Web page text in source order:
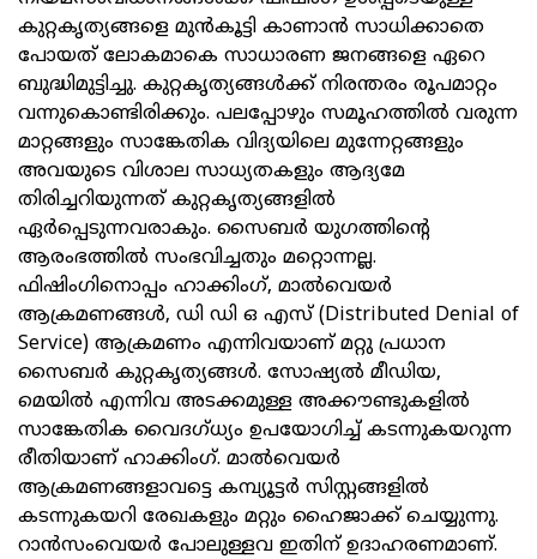
കുറ്റകൃത്യങ്ങളെ മുന്‍കൂട്ടി കാണാന്‍ സാധിക്കാതെ
പോയത് ലോകമാകെ സാധാരണ ജനങ്ങളെ ഏറെ
ബുദ്ധിമുട്ടിച്ചു. കുറ്റകൃത്യങ്ങള്‍ക്ക് നിരന്തരം രൂപമാറ്റം
വന്നുകൊണ്ടിരിക്കും. പലപ്പോഴും സമൂഹത്തില്‍ വരുന്ന
മാറ്റങ്ങളും സാങ്കേതിക വിദ്യയിലെ മുന്നേറ്റങ്ങളും
അവയുടെ വിശാല സാധ്യതകളും ആദ്യമേ
തിരിച്ചറിയുന്നത് കുറ്റകൃത്യങ്ങളില്‍
ഏര്‍പ്പെടുന്നവരാകും. സൈബര്‍ യുഗത്തിന്റെ
ആരംഭത്തില്‍ സംഭവിച്ചതും മറ്റൊന്നല്ല.
ഫിഷിംഗിനൊപ്പം ഹാക്കിംഗ്, മാല്‍വെയര്‍
ആക്രമണങ്ങള്‍, ഡി ഡി ഒ എസ് (Distributed Denial of
Service) ആക്രമണം എന്നിവയാണ് മറ്റു പ്രധാന
സൈബര്‍ കുറ്റകൃത്യങ്ങള്‍. സോഷ്യല്‍ മീഡിയ,
മെയിൽ എന്നിവ അടക്കമുള്ള അക്കൗണ്ടുകളില്‍
സാങ്കേതിക വൈദഗ്ധ്യം ഉപയോഗിച്ച് കടന്നുകയറുന്ന
രീതിയാണ് ഹാക്കിംഗ്. മാല്‍വെയര്‍
ആക്രമണങ്ങളാവട്ടെ കമ്പ്യൂട്ടർ സിസ്റ്റങ്ങളില്‍
കടന്നുകയറി രേഖകളും മറ്റും ഹൈജാക്ക് ചെയ്യുന്നു.
റാന്‍സംവെയർ പോലുള്ളവ ഇതിന് ഉദാഹരണമാണ്.